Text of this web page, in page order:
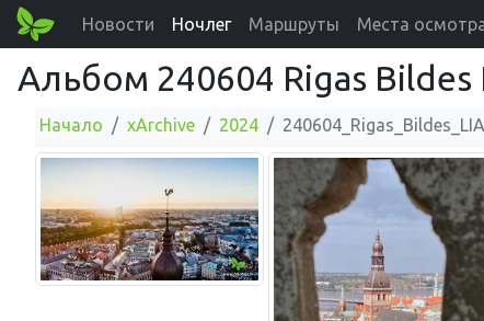
Новости Ночлег Маршруты Места
Альбом 240604 Rigas Bildes
Начало xArchive 2024